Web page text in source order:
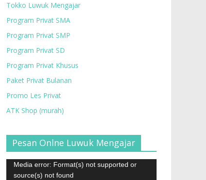
Tokko Luwuk Mengajar
Program Privat SMA
Program Privat SMP
Program Privat SD
Program Privat Khusus
Paket Privat Bulanan
Promo Les Privat
ATK Shop (murah)
Pesan Onlne Luwuk Mengajar
Pemutar
Video
Media error: Format(s) not supported or
source(s) not found